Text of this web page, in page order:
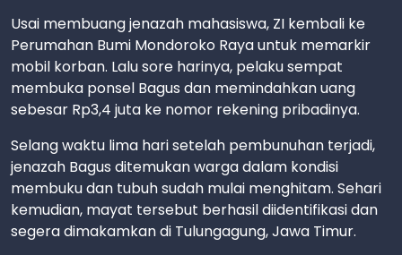
Usai membuang jenazah mahasiswa, ZI kembali ke
Perumahan Bumi Mondoroko Raya untuk memarkir
mobil korban. Lalu sore harinya, pelaku sempat
membuka ponsel Bagus dan memindahkan uang
sebesar Rp3,4 juta ke nomor rekening pribadinya.
Selang waktu lima hari setelah pembunuhan terjadi,
jenazah Bagus ditemukan warga dalam kondisi
membuku dan tubuh sudah mulai menghitam. Sehari
kemudian, mayat tersebut berhasil diidentifikasi dan
segera dimakamkan di Tulungagung, Jawa Timur.